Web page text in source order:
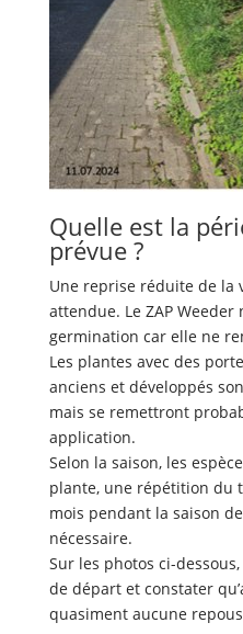
Quelle est la
prévue ?
Une reprise réduite de la
attendue. Le ZAP Weeder
germination car elle ne
Les plantes avec des
anciens et développés
mais se remettront
application.
Selon la saison, les
plante, une répétition du
mois pendant la saison
nécessaire.
Sur les photos ci-
de départ et constater
quasiment aucune